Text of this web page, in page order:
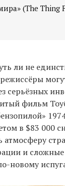
(The Thing
ли не
серьёзных
фильм
в $83 000
атмосферу
и
новому